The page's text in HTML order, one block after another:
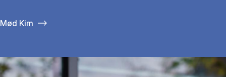
Mød Kim